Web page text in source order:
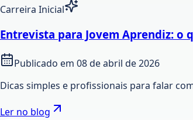
Carreira Inicial
Entrevista para Jovem Aprendiz: o
Publicado em 08 de abril de 2026
Dicas simples e profissionais para falar
Ler no blog